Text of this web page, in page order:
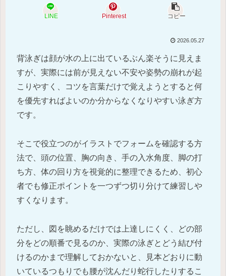
LINE Pinterest コピー
2026.05.27
背泳ぎは顔が水の上に出ているぶん楽そうに見えま
すが、実際には前が見えない不安や姿勢の崩れが起
こりやすく、コツを言葉だけで覚えようとすると何
を優先すればよいのか分からなくなりやすい泳ぎ方
です。
そこで役立つのがイラストでフォームを確認する方
法で、頭の位置、胸の向き、手の入水角度、脚の打
ち方、体の回り方を視覚的に整理できるため、初心
者でも修正ポイントを一つずつ切り分けて練習しや
すくなります。
ただし、図を眺めるだけでは上達しにくく、どの部
分をどの順番で見るのか、実際の泳ぎとどう結び付
けるのかまで理解しておかないと、見本どおりに動
いているつもりでも腰が沈んだり蛇行したりするこ